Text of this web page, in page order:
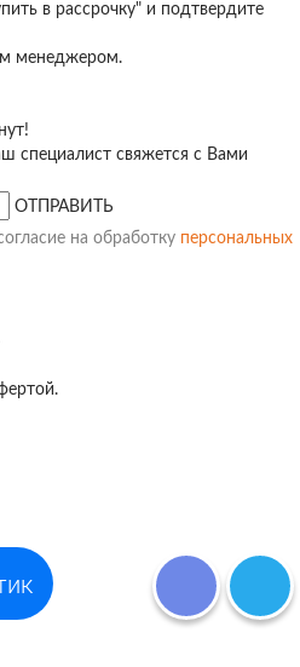
в рассрочку" и подтвердите
менеджером.
специалист свяжется с Вами
ОТПРАВИТЬ
на обработку персональных